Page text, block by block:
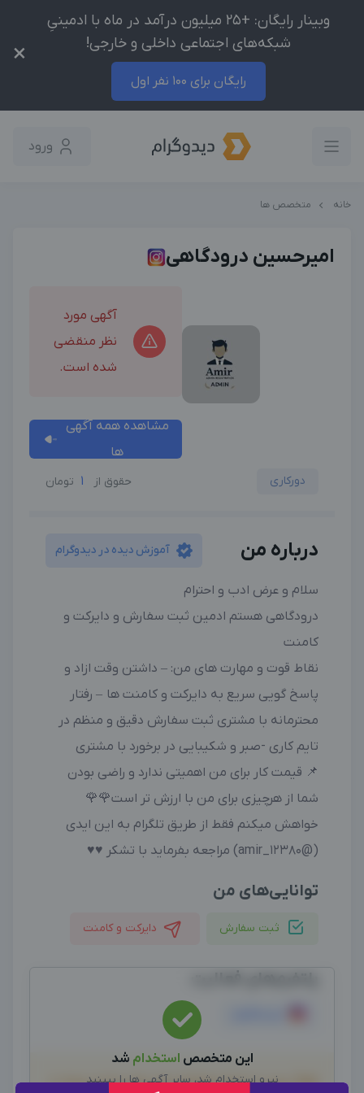
وبینار رایگان: +25 میلیون درآمد در ماه با ادمینیِ
شبکه‌های اجتماعی داخلی و خارجی!
رایگان برای 100 نفر اول
×
ورود
خانه متخصص ها
امیرحسین درودگاهی
آگهی مورد
نظر منقضی
شده است.
مشاهده همه آگهی
ها
دورکاری حقوق از 1 تومان
درباره من آموزش دیده در دیدوگرام
سلام و عرض ادب و احترام
درودگاهی هستم ادمین ثبت سفارش و دایرکت و
کامنت
نقاط قوت و مهارت های من: – داشتن وقت ازاد و
پاسخ گویی سریع به دایرکت و کامنت ها – رفتار
محترمانه با مشتری ثبت سفارش دقیق و منظم در
تایم کاری -صبر و شکیبایی در برخورد با مشتری
📌 قیمت کار برای من اهمیتی ندارد و راضی بودن
شما از هرچیزی برای من با ارزش تر است🌹🌹
خواهش میکنم فقط از طریق تلگرام به این ایدی
(@amir_12380) مراجعه بفرماید با تشکر ♥️♥️
توانایی‌های من
ثبت سفارش دایرکت و کامنت
لطفاً پیش از انجام معامله و هر نوع پرداخت وجه، از
این متخصص استخدام شد
نیرو استخدام شد، سایر آگهی ها را ببینید